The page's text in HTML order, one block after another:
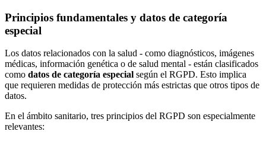
Principios fundamentales y datos de categoría
especial
Los datos relacionados con la salud - como diagnósticos, imágenes
médicas, información genética o de salud mental - están clasificados
como datos de categoría especial según el RGPD. Esto implica
que requieren medidas de protección más estrictas que otros tipos de
datos.
En el ámbito sanitario, tres principios del RGPD son especialmente
relevantes: